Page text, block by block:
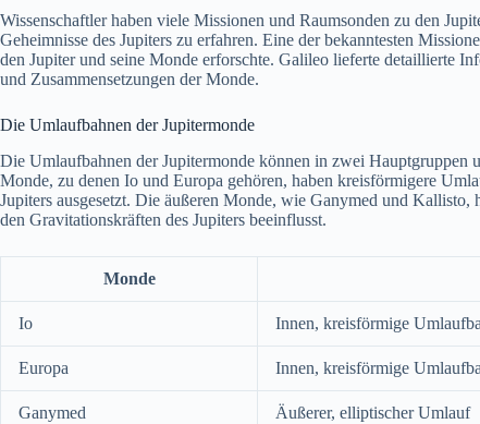
Wissenschaftler haben viele Missionen und Raumsonden zu den
Geheimnisse des Jupiters zu erfahren. Eine der bekanntesten
den Jupiter und seine Monde erforschte. Galileo lieferte detaillierte
und Zusammensetzungen der Monde.
Die Umlaufbahnen der Jupitermonde
Die Umlaufbahnen der Jupitermonde können in zwei Hauptgruppen
Monde, zu denen Io und Europa gehören, haben kreisförmigere
Jupiters ausgesetzt. Die äußeren Monde, wie Ganymed und
den Gravitationskräften des Jupiters beeinflusst.
Monde
Io Innen, kreisförmige
Europa Innen, kreisförmige
Ganymed Äußerer, elliptischer Umlauf